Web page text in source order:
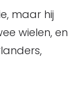
maar hij
wielen, en